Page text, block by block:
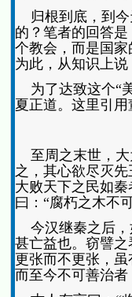
归根到底，到今
的？笔者的回答
个教会，而是国
为此，从知识上
为了达致这个“
夏正道。这里引
至周之末世，大
之，其心欲尽灭
大败天下之民如
曰：“腐朽之木不
今汉继秦之后，
甚亡益也。窃譬
更张而不更张，
而至今不可善治者